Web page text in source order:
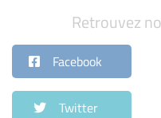
Retrouvez
Facebook
Twitter